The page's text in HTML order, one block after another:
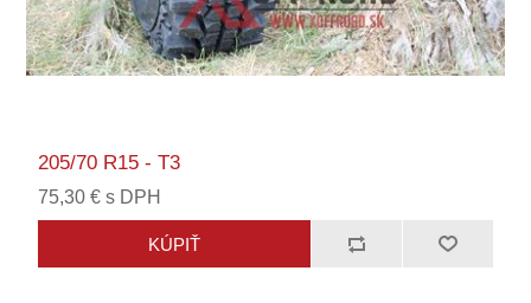
205/70 R15 - T3
75,30 € s DPH